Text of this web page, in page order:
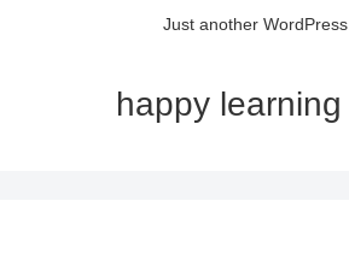
Just another
happy